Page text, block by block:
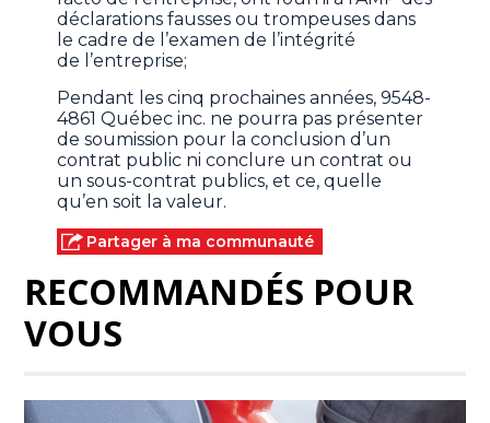
déclarations fausses ou trompeuses dans
le cadre de l’examen de l’intégrité
de l’entreprise;
Pendant les cinq prochaines années, 9548-
4861 Québec inc. ne pourra pas présenter
de soumission pour la conclusion d’un
contrat public ni conclure un contrat ou
un sous-contrat publics, et ce, quelle
qu’en soit la valeur.
Partager à ma communauté
RECOMMANDÉS POUR
VOUS